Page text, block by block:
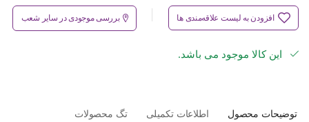
افزودن به لیست علاقه‌مندی ها بررسی موجودی در سایر شعب
این کالا موجود می باشد.
توضیحات محصول اطلاعات تکمیلی تگ محصولات